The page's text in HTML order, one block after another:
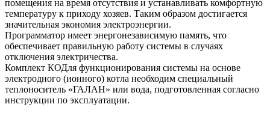
помещения на время отсутствия и устанавливать комфортную
температуру к приходу хозяев. Таким образом достигается
значительная экономия электроэнергии.
Программатор имеет энергонезависимую память, что
обеспечивает правильную работу системы в случаях
отключения электричества.
Комплект КОДля функционирования системы на основе
электродного (ионного) котла необходим специальный
теплоноситель «‎ГАЛАН» или вода, подготовленная согласно
инструкции по эксплуатации.